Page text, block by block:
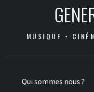
MUSIQUE •
Qui sommes nous ?